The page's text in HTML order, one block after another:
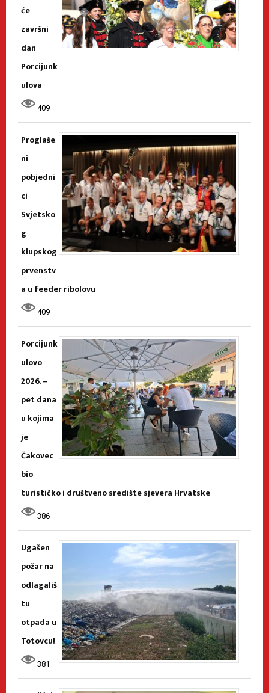
će
završni
dan
Porcijunk
ulova
409
Proglaše
ni
pobjedni
ci
Svjetsko
g
klupskog
prvenstv
a u feeder ribolovu
409
Porcijunk
ulovo
2026. –
pet dana
u kojima
je
Čakovec
bio
turističko i društveno središte sjevera Hrvatske
386
Ugašen
požar na
odlagališ
tu
otpada u
Totovcu!
381